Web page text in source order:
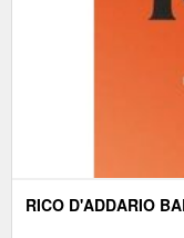
RICO D'ADDARIO